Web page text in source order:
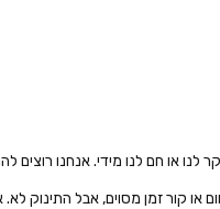
לנו או חם לנו מידי. אנחנו
או קור זמן מסוים, אבל התינוק